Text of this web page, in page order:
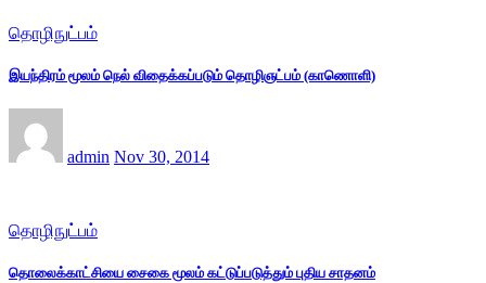
தொழிநுட்பம்
இயந்திரம் மூலம் நெல் விதைக்கப்படும் தொழிஞட்பம் (காணொளி)
admin Nov 30, 2014
தொழிநுட்பம்
தொலைக்காட்சியை சைகை மூலம் கட்டுப்படுத்தும் புதிய சாதனம்